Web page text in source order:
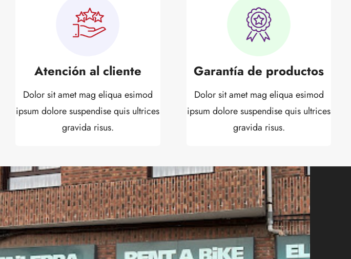
Atención al cliente
Dolor sit amet mag eliqua esimod
ipsum dolore suspendise quis ultrices
gravida risus.
Garantía de productos
Dolor sit amet mag eliqua esimod
ipsum dolore suspendise quis ultrices
gravida risus.